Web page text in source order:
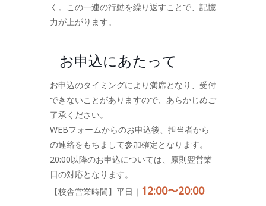
く。この一連の行動を繰り返すことで、記憶
力が上がります。
お申込にあたって
お申込のタイミングにより満席となり、受付
できないことがありますので、あらかじめご
了承ください。
WEBフォームからのお申込後、担当者から
の連絡をもちまして参加確定となります。
20:00以降のお申込については、原則翌営業
日の対応となります。
【校舎営業時間】平日｜ 12:00〜20:00